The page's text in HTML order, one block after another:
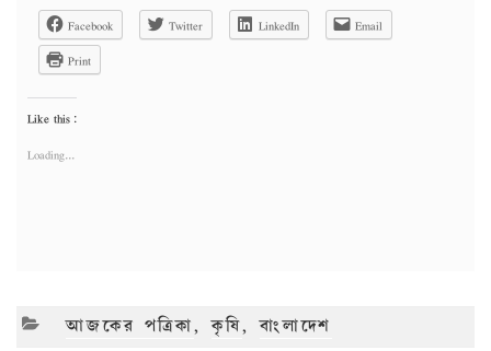
Facebook
Twitter LinkedIn
Email
Print
Like this:
Loading...
CATEGORIES
আজকের পত্রিকা,কৃষি,বাংলাদেশ